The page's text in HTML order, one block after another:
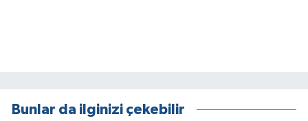
Bunlar da ilginizi çekebilir